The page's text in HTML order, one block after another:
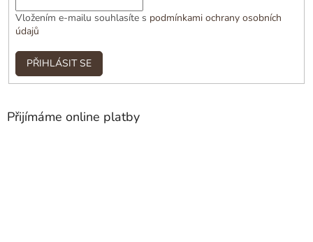
Vložením e-mailu souhlasíte s podmínkami ochrany osobních
údajů
PŘIHLÁSIT SE
Přijímáme online platby